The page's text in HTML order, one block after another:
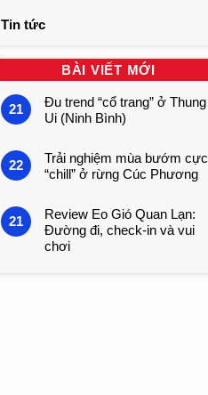
Tin tức
BÀI VIẾT MỚI
21
Đu trend “cổ trang” ở Thung
Ui (Ninh Bình)
22
Trải nghiệm mùa bướm cực
“chill” ở rừng Cúc Phương
21
Review Eo Gió Quan Lạn:
Đường đi, check-in và vui
chơi